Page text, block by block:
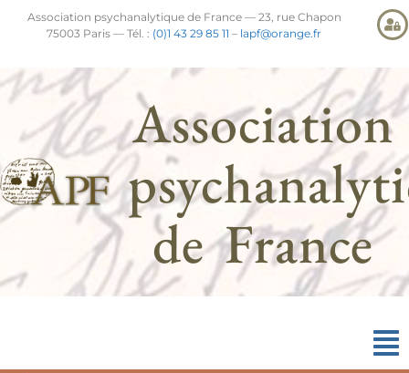
Association psychanalytique de France — 23, rue Chapon
75003 Paris — Tél. : (0)1 43 29 85 11 – lapf@orange.fr
Association
de France